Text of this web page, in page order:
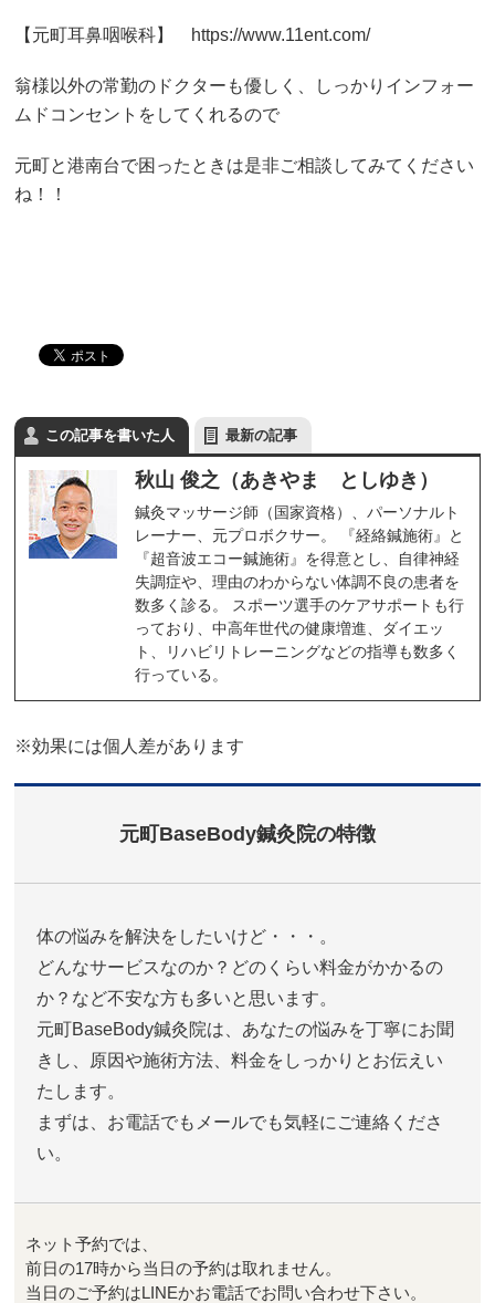
【元町耳鼻咽喉科】 https://www.11ent.com/
翁様以外の常勤のドクターも優しく、しっかりインフォー
ムドコンセントをしてくれるので
元町と港南台で困ったときは是非ご相談してみてください
ね！！
この記事を書いた人 最新の記事
秋山 俊之（あきやま としゆき）
鍼灸マッサージ師（国家資格）、パーソナルト
レーナー、元プロボクサー。 『経絡鍼施術』と
『超音波エコー鍼施術』を得意とし、自律神経
失調症や、理由のわからない体調不良の患者を
数多く診る。 スポーツ選手のケアサポートも行
っており、中高年世代の健康増進、ダイエッ
ト、リハビリトレーニングなどの指導も数多く
行っている。
※効果には個人差があります
元町BaseBody鍼灸院の特徴
体の悩みを解決をしたいけど・・・。
どんなサービスなのか？どのくらい料金がかかるの
か？など不安な方も多いと思います。
元町BaseBody鍼灸院は、あなたの悩みを丁寧にお聞
きし、原因や施術方法、料金をしっかりとお伝えい
たします。
まずは、お電話でもメールでも気軽にご連絡くださ
い。
ネット予約では、
前日の17時から当日の予約は取れません。
当日のご予約はLINEかお電話でお問い合わせ下さい。